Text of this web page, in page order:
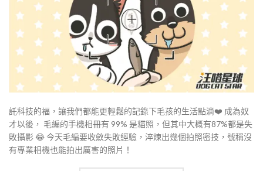
託科技的福，讓我們都能更輕鬆的記錄下毛孩的生活點滴​❤️​ 成為奴
才以後， 毛編的手機相冊有 99% 是貓照，但其中大概有87%都是失
敗攝影 ​😂​ 今天毛編要收斂失敗經驗，淬煉出幾個拍照密技，號稱沒
有專業相機也能拍出厲害的照片！​​